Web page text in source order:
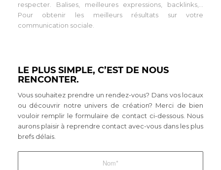
respecter. Balises, meilleures expressions, backlinks,…
Pour obtenir les meilleurs résultats sur votre
communication sociale.
LE PLUS SIMPLE, C’EST DE NOUS
RENCONTER.
Vous souhaitez prendre un rendez-vous? Dans vos locaux
ou découvrir notre univers de création? Merci de bien
vouloir remplir le formulaire de contact ci-dessous. Nous
aurons plaisir à reprendre contact avec-vous dans les plus
brefs délais.